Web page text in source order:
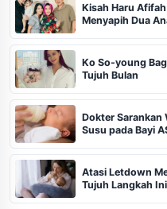
Kisah Haru
Menyapih Dua
Ko So-young
Tujuh Bulan
Dokter Sarankan
Susu pada Bayi
Atasi Letdown
Tujuh Langkah Ini